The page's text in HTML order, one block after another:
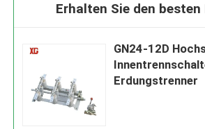
Erhalten Sie den
GN24-12D
Erdungstrenner